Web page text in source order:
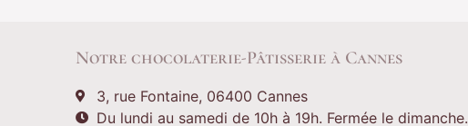
Notre chocolaterie-Pâtisserie à Cannes
3, rue Fontaine, 06400 Cannes
Du lundi au samedi de 10h à 19h. Fermée le dimanche.